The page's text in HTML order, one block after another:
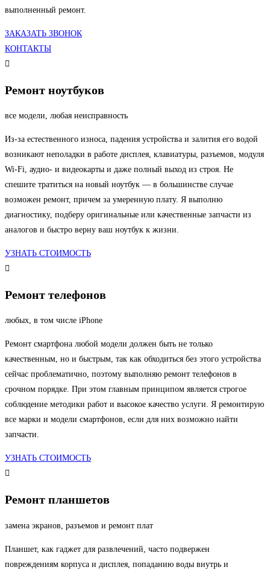
выполненный ремонт.
ЗАКАЗАТЬ ЗВОНОК
КОНТАКТЫ
Ремонт ноутбуков
все модели, любая неисправность
Из-за естественного износа, падения устройства и залития его водой
возникают неполадки в работе дисплея, клавиатуры, разъемов, модуля
Wi-Fi, аудио- и видеокарты и даже полный выход из строя. Не
спешите тратиться на новый ноутбук — в большинстве случае
возможен ремонт, причем за умеренную плату. Я выполню
диагностику, подберу оригинальные или качественные запчасти из
аналогов и быстро верну ваш ноутбук к жизни.
УЗНАТЬ СТОИМОСТЬ
Ремонт телефонов
любых, в том числе iPhone
Ремонт смартфона любой модели должен быть не только
качественным, но и быстрым, так как обходиться без этого устройства
сейчас проблематично, поэтому выполняю ремонт телефонов в
срочном порядке. При этом главным принципом является строгое
соблюдение методики работ и высокое качество услуги. Я ремонтирую
все марки и модели смартфонов, если для них возможно найти
запчасти.
УЗНАТЬ СТОИМОСТЬ
Ремонт планшетов
замена экранов, разъемов и ремонт плат
Планшет, как гаджет для развлечений, часто подвержен
повреждениям корпуса и дисплея, попаданию воды внутрь и